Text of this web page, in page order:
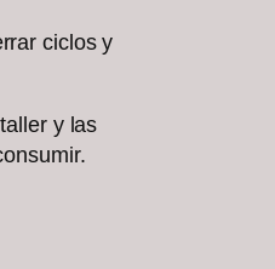
ciclos y
y las